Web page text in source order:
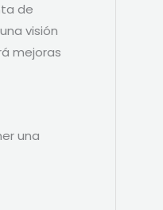
de
visión
mejoras
una